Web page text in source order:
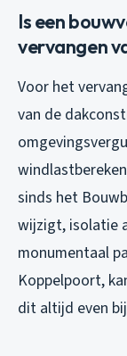
Is een
vervangen
Voor het
van de
sinds het
wijzigt, isolatie
monumentaal
Koppelpoort,
dit altijd even